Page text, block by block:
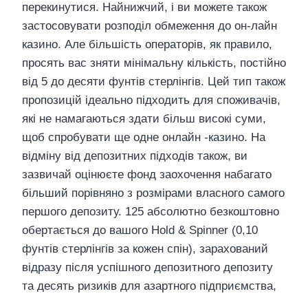
перекинутися. Найнижчий, і ви можете також
застосовувати розподіл обмеження до он-лайн
казино. Але більшість операторів, як правило,
просять вас зняти мінімальну кількість, постійно
від 5 до десяти фунтів стерлінгів. Цей тип також
пропозицій ідеально підходить для споживачів,
які не намагаються здати більш високі суми,
щоб спробувати ще одне онлайн -казино. На
відміну від депозитних підходів також, ви
зазвичай оцінюєте фонд заохочення набагато
більший порівняно з розмірами власного самого
першого депозиту. 125 абсолютно безкоштовно
обертається до вашого Hold & Spinner (0,10
фунтів стерлінгів за кожен спін), зарахований
відразу після успішного депозитного депозиту
та десять ризиків для азартного підприємства,